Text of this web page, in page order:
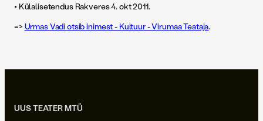
• Külalisetendus Rakveres 4. okt 2011.
=> Urmas Vadi otsib inimest - Kultuur - Virumaa Teataja.
UUS TEATER MTÜ